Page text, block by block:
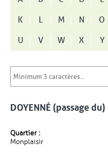
K
L M N O
U
V W X Y
DOYENNÉ (passage du)
Quartier :
Monplaisir